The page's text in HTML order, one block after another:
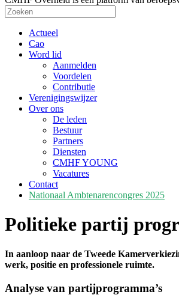
Actueel
Cao
Word lid
Aanmelden
Voordelen
Contributie
Verenigingswijzer
Over ons
De leden
Bestuur
Partners
Diensten
CMHF YOUNG
Vacatures
Contact
Nationaal Ambtenarencongres 2025
Politieke partij
In aanloop naar de Tweede
werk, positie en professionele ruimte.
Analyse van partijprogramma’s